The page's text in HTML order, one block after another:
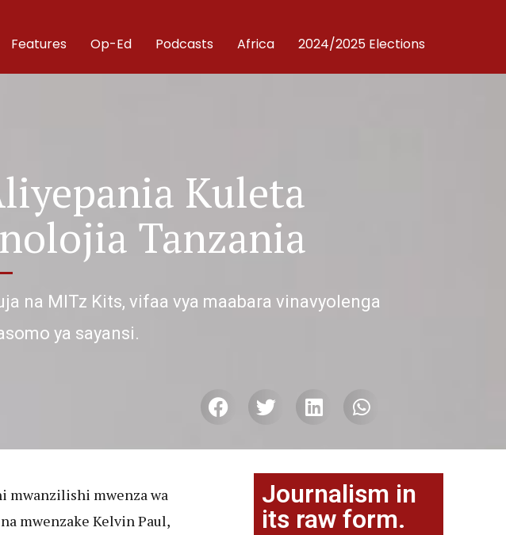
Features Op-Ed Podcasts Africa 2024/2025 Elections
Kuleta
Tanzania
na MITz Kits, vifaa vya maabara vinavyolenga
ya sayansi.
mwanzilishi mwenza wa
mwenzake Kelvin Paul,
Journalism in
its raw form.